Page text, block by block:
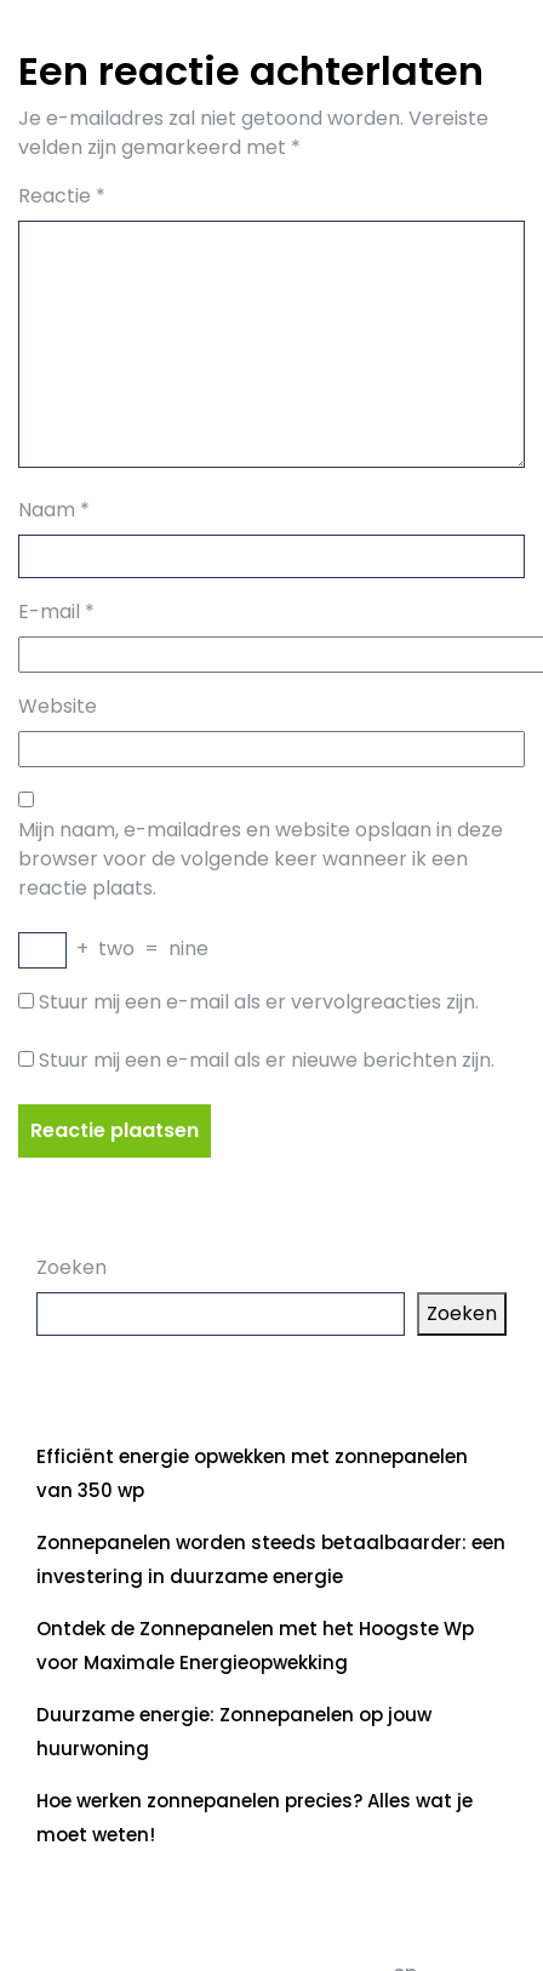
Een reactie achterlaten
Je e-mailadres zal niet getoond worden. Vereiste
velden zijn gemarkeerd met *
Reactie *
Naam *
E-mail *
Website
Mijn naam, e-mailadres en website opslaan in deze
browser voor de volgende keer wanneer ik een
reactie plaats.
+ two = nine
Stuur mij een e-mail als er vervolgreacties zijn.
Stuur mij een e-mail als er nieuwe berichten zijn.
Zoeken
Zoeken
Efficiënt energie opwekken met zonnepanelen
van 350 wp
Zonnepanelen worden steeds betaalbaarder: een
investering in duurzame energie
Ontdek de Zonnepanelen met het Hoogste Wp
voor Maximale Energieopwekking
Duurzame energie: Zonnepanelen op jouw
huurwoning
Hoe werken zonnepanelen precies? Alles wat je
moet weten!